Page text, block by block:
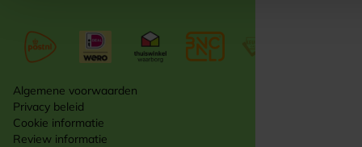
Algemene voorwaarden
Privacy beleid
Cookie informatie
Review informatie